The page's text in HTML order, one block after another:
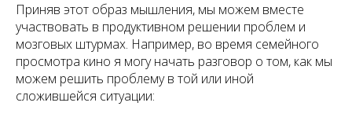
Приняв этот образ мышления, мы можем вместе
участвовать в продуктивном решении проблем и
мозговых штурмах. Например, во время семейного
просмотра кино я могу начать разговор о том, как мы
можем решить проблему в той или иной
сложившейся ситуации: